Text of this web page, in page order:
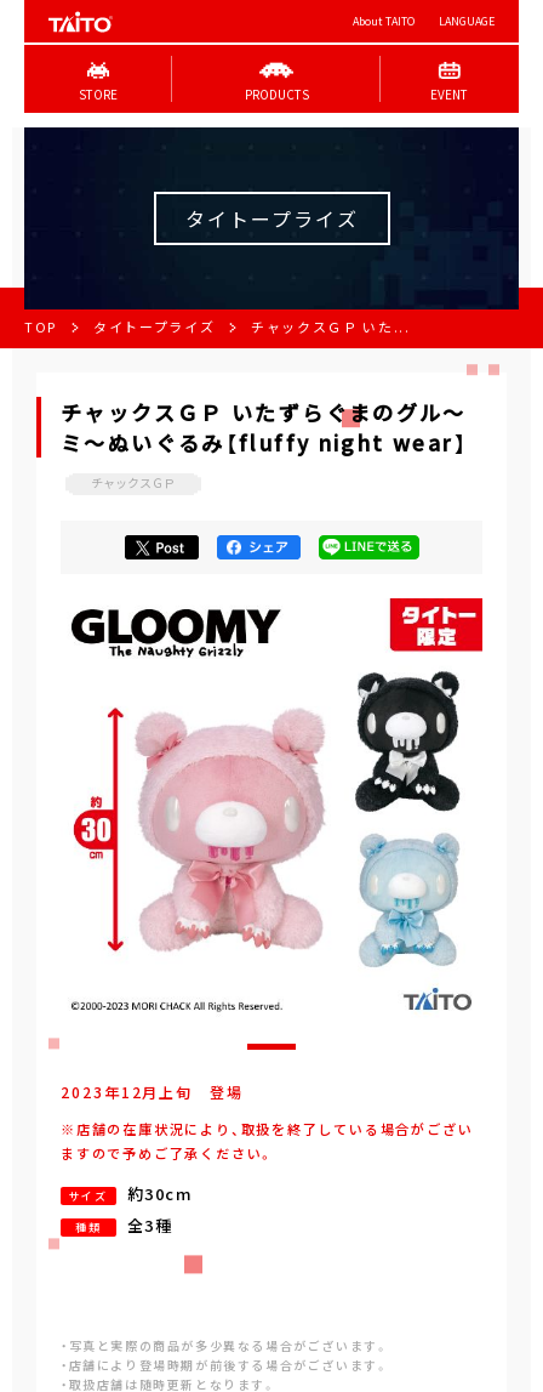
About TAITO LANGUAGE
STORE PRODUCTS EVENT
タイトープライズ
TOP タイトープライズ チャックスＧＰ いた...
チャックスＧＰ いたずらぐまのグル～
ミ～ぬいぐるみ【fluffy night wear】
チャックスＧＰ
2023年12月 上旬 登場
※店舗の在庫状況により、取扱を終了している場合がござい
ますので予めご了承ください。
サイズ 約30cm
種類 全3種
・写真と実際の商品が多少異なる場合がございます。
・店舗により登場時期が前後する場合がございます。
・取扱店舗は随時更新となります。